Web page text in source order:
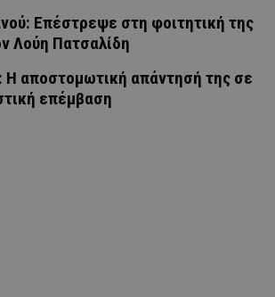
Επέστρεψε στη φοιτητική της
Λούη Πατσαλίδη
αποστομωτική απάντησή της σε
επέμβαση